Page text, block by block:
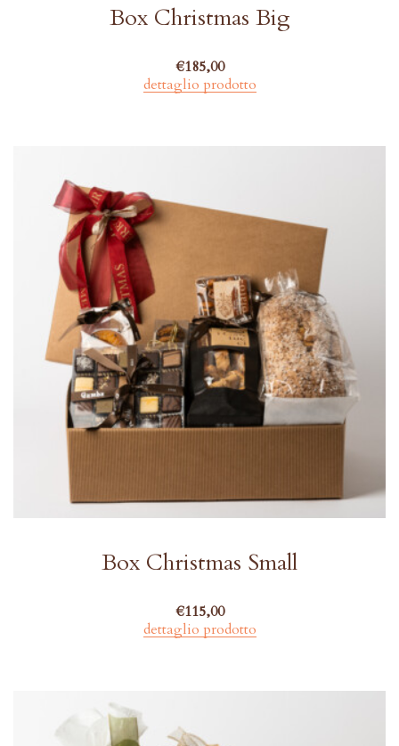
Box Christmas Big
€185,00
dettaglio prodotto
Box Christmas Small
€115,00
dettaglio prodotto